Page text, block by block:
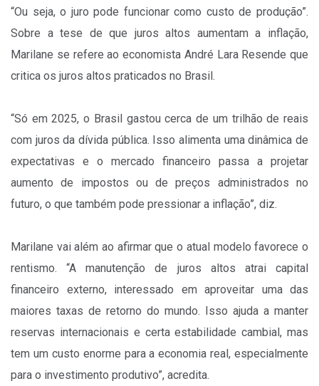
“Ou seja, o juro pode funcionar como custo de produção”.
Sobre a tese de que juros altos aumentam a inflação,
Marilane se refere ao economista André Lara Resende que
critica os juros altos praticados no Brasil.
“Só em 2025, o Brasil gastou cerca de um trilhão de reais
com juros da dívida pública. Isso alimenta uma dinâmica de
expectativas e o mercado financeiro passa a projetar
aumento de impostos ou de preços administrados no
futuro, o que também pode pressionar a inflação”, diz.
Marilane vai além ao afirmar que o atual modelo favorece o
rentismo. “A manutenção de juros altos atrai capital
financeiro externo, interessado em aproveitar uma das
maiores taxas de retorno do mundo. Isso ajuda a manter
reservas internacionais e certa estabilidade cambial, mas
tem um custo enorme para a economia real, especialmente
para o investimento produtivo”, acredita.